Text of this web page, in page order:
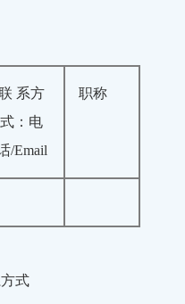
系方
式：电
/Email
职称
式